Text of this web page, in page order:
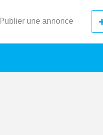
Publier une annonce